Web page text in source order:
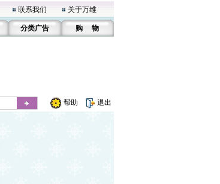
联系我们 关于万维
分类广告 购 物
帮助 退出